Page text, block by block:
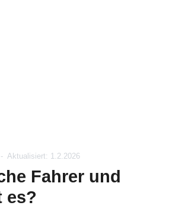
- Aktualisiert: 1.2.2026
Fahrer und
es?